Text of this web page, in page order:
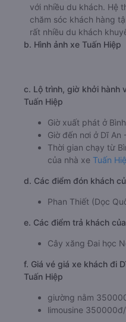
với nhiều du khách. Hệ
chăm sóc khách hàng
rất nhiều du khách
b. Hình ảnh xe Tuấn Hiệp
c. Lộ trình, giờ khởi hành
Tuấn Hiệp
Giờ xuất phát ở
Giờ đến nơi ở Dĩ An
Thời gian chạy từ
của nhà xe Tuấn
d. Các điểm đón khách
Phan Thiết (Dọc
e. Các điểm trả khách
Cây xăng Đai học
f. Giá vé giá xe khách đi
Tuấn Hiệp
giường nằm
limousine